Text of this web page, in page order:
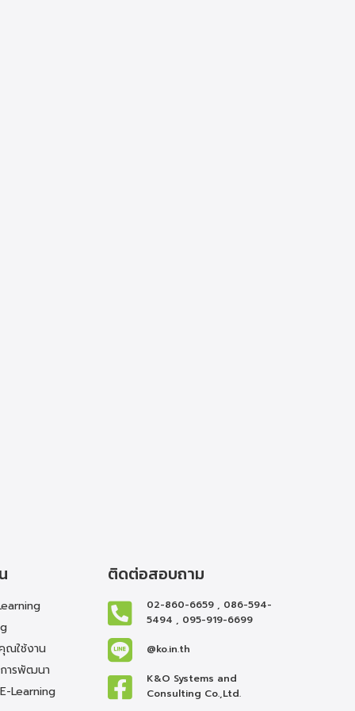
ณใช้งาน
ารพัฒนา
Learning
ติดต่อสอบถาม
02-860-6659 , 086-594-
5494 , 095-919-6699
@ko.in.th
K&O Systems and
Consulting Co.,Ltd.